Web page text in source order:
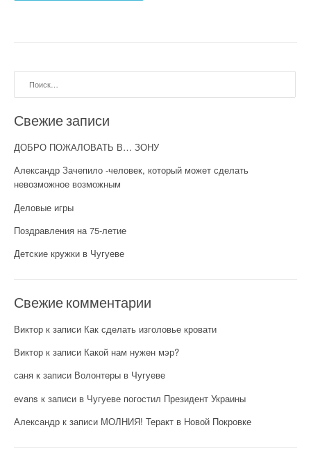
Свежие записи
ДОБРО ПОЖАЛОВАТЬ В… ЗОНУ
Александр Зачепило -человек, который может сделать
невозможное возможным
Деловые игры
Поздравления на 75-летие
Детские кружки в Чугуеве
Свежие комментарии
Виктор к записи Как сделать изголовье кровати
Виктор к записи Какой нам нужен мэр?
саня к записи Волонтеры в Чугуеве
evans к записи в Чугуеве погостил Президент Украины
Александр к записи МОЛНИЯ! Теракт в Новой Покровке